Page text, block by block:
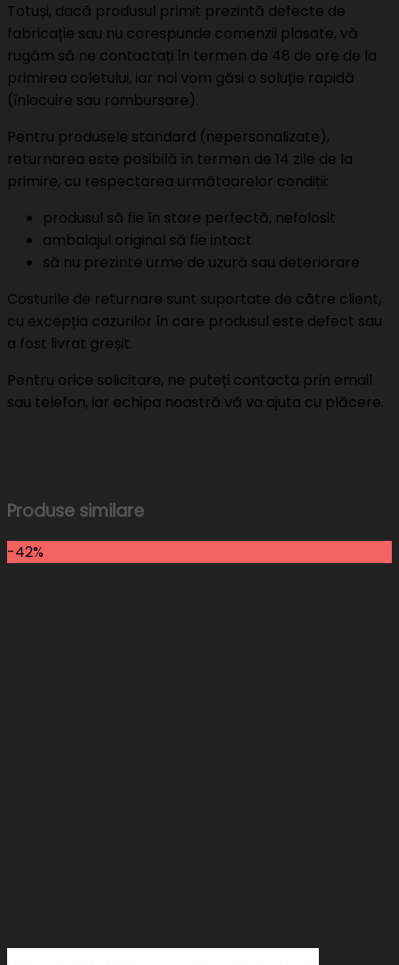
Totuși, dacă produsul primit prezintă defecte de
fabricație sau nu corespunde comenzii plasate, vă
rugăm să ne contactați în termen de 48 de ore de la
primirea coletului, iar noi vom găsi o soluție rapidă
(înlocuire sau rambursare).
Pentru produsele standard (nepersonalizate),
returnarea este posibilă în termen de 14 zile de la
primire, cu respectarea următoarelor condiții:
produsul să fie în stare perfectă, nefolosit
ambalajul original să fie intact
să nu prezinte urme de uzură sau deteriorare
Costurile de returnare sunt suportate de către client,
cu excepția cazurilor în care produsul este defect sau
a fost livrat greșit.
Pentru orice solicitare, ne puteți contacta prin email
sau telefon, iar echipa noastră vă va ajuta cu plăcere.
Produse similare
-42%